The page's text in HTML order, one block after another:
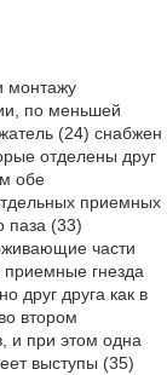
монтажу
по меньшей
(24) снабжен
отделены друг
обе
приемных
паза (33)
части
приемные гнезда
друг друга как в
втором
и при этом одна
выступы (35)